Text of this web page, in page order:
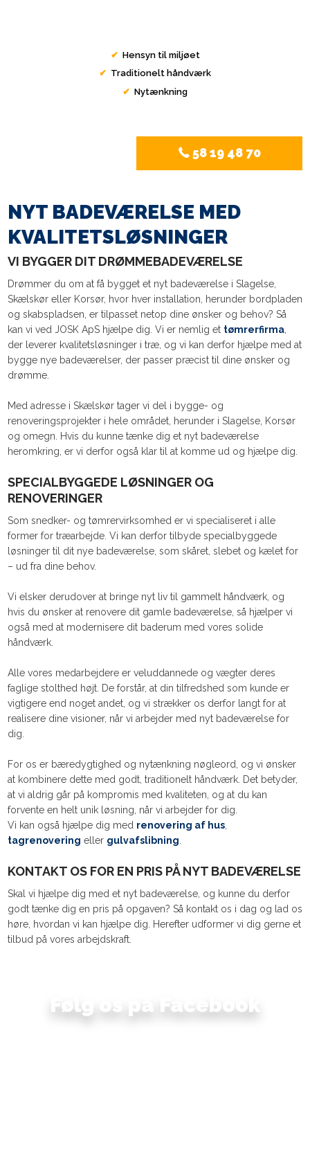
✔ ​ Hensyn til miljøet​
✔ ​ Traditionelt håndværk​
✔ ​ Nytænkning​
58 19 48 70
NYT BADEVÆRELSE MED
KVALITETSLØSNINGER
VI BYGGER DIT DRØMMEBADEVÆRELSE
Drømmer du om at få bygget et nyt badeværelse i Slagelse,
Skælskør eller Korsør, hvor hver installation, herunder bordpladen
og skabspladsen, er tilpasset netop dine ønsker og behov? Så
kan vi ved JOSK ApS hjælpe dig. Vi er nemlig et tømrerfirma,
der leverer kvalitetsløsninger i træ, og vi kan derfor hjælpe med at
bygge nye badeværelser, der passer præcist til dine ønsker og
drømme.
Med adresse i Skælskør tager vi del i bygge- og
renoveringsprojekter i hele området, herunder i Slagelse, Korsør
og omegn. Hvis du kunne tænke dig et nyt badeværelse
heromkring, er vi derfor også klar til at komme ud og hjælpe dig.
SPECIALBYGGEDE LØSNINGER OG
RENOVERINGER
Som snedker- og tømrervirksomhed er vi specialiseret i alle
former for træarbejde. Vi kan derfor tilbyde specialbyggede
løsninger til dit nye badeværelse, som skåret, slebet og kælet for
– ud fra dine behov.
Vi elsker derudover at bringe nyt liv til gammelt håndværk, og
hvis du ønsker at renovere dit gamle badeværelse, så hjælper vi
også med at modernisere dit baderum med vores solide
håndværk.
Alle vores medarbejdere er veluddannede og vægter deres
faglige stolthed højt. De forstår, at din tilfredshed som kunde er
vigtigere end noget andet, og vi strækker os derfor langt for at
realisere dine visioner, når vi arbejder med nyt badeværelse for
dig.
For os er bæredygtighed og nytænkning nøgleord, og vi ønsker
at kombinere dette med godt, traditionelt håndværk. Det betyder,
at vi aldrig går på kompromis med kvaliteten, og at du kan
forvente en helt unik løsning, når vi arbejder for dig.
Vi kan også hjælpe dig med renovering af hus,
tagrenovering eller gulvafslibning
KONTAKT OS FOR EN PRIS PÅ NYT BADEVÆRELSE
Skal vi hjælpe dig med et nyt badeværelse, og kunne du derfor
godt tænke dig en pris på opgaven? Så kontakt os i dag og lad os
høre, hvordan vi kan hjælpe dig. Herefter udformer vi dig gerne et
tilbud på vores arbejdskraft.​
Følg os på Facebook​